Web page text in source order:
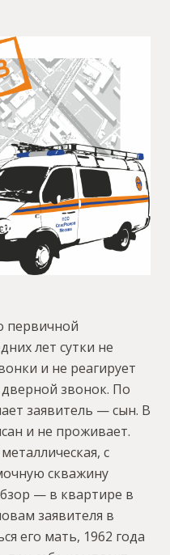
первичной
лет сутки не
и не реагирует
звонок. По
заявитель — сын. В
и не проживает.
с
скважину
— в квартире в
заявителя в
его мать, 1962 года